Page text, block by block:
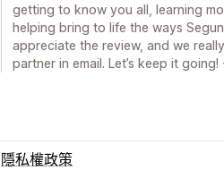
getting to know you all, learning
helping bring to life the ways
appreciate the review, and we
partner in email. Let’s keep it going!
隱私權政策